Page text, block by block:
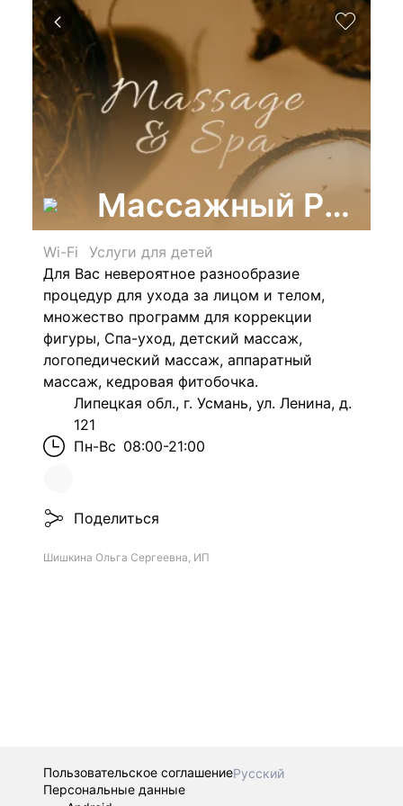
Массажный Рай
Wi-Fi
Услуги для детей
Для Вас невероятное разнообразие
процедур для ухода за лицом и телом,
множество программ для коррекции
фигуры, Спа-уход, детский массаж,
логопедический массаж, аппаратный
массаж, кедровая фитобочка.
Липецкая обл., г. Усмань, ул. Ленина, д.
121
Пн-Вс 08:00-21:00
Поделиться
Шишкина Ольга Сергеевна, ИП
Пользовательское соглашениеРусский
Персональные данные